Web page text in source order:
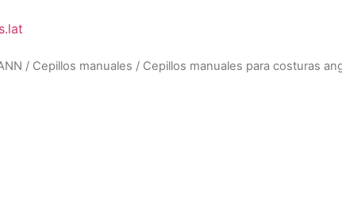
/ Cepillos manuales / Cepillos manuales para costuras